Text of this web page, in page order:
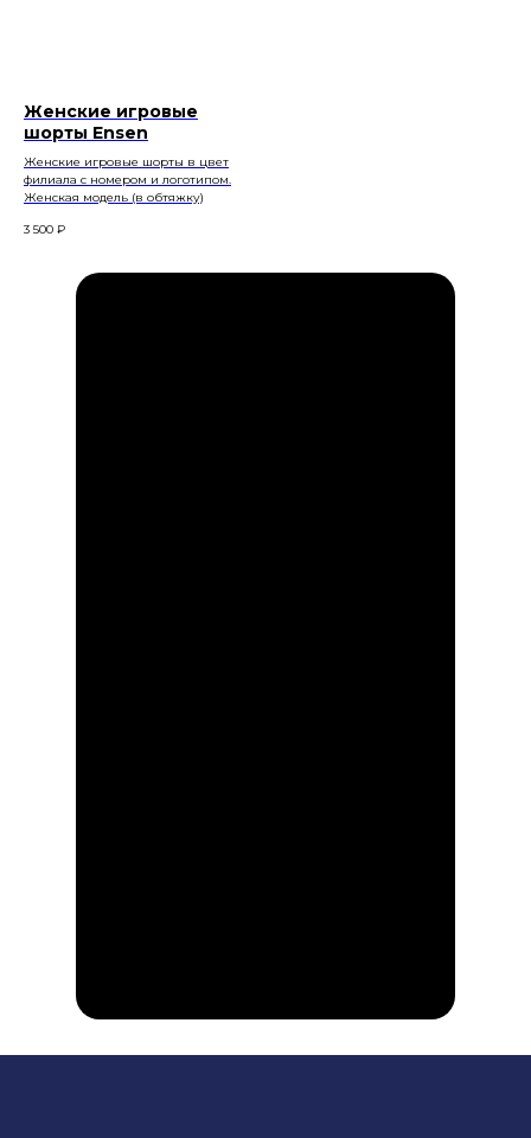
Женские игровые
шорты Ensen
Женские игровые шорты в цвет
филиала с номером и логотипом.
Женская модель (в обтяжку)
3 500 ₽